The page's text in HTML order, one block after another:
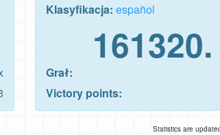
Klasyfikacja: español
161320.
Grał:
Victory points:
Statistics are